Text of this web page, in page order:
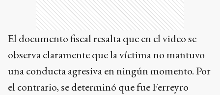
El documento fiscal resalta que en el video se
observa claramente que la víctima no mantuvo
una conducta agresiva en ningún momento. Por
el contrario, se determinó que fue Ferreyro